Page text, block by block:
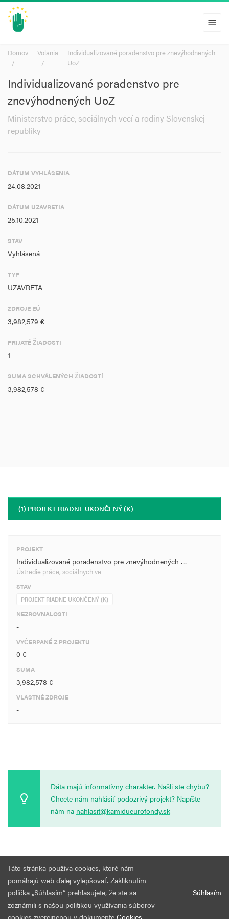
menu
Domov Volania
Individualizované poradenstvo pre znevýhodnených
UoZ
Individualizované poradenstvo pre
znevýhodnených UoZ
Ministerstvo práce, sociálnych vecí a rodiny Slovenskej
republiky
DÁTUM VYHLÁSENIA
24.08.2021
DÁTUM UZAVRETIA
25.10.2021
STAV
Vyhlásená
TYP
UZAVRETA
ZDROJE EÚ
3,982,579 €
PRIJATÉ ŽIADOSTI
1
SUMA SCHVÁLENÝCH ŽIADOSTÍ
3,982,578 €
(1) PROJEKT RIADNE UKONČENÝ (K)
PROJEKT
Individualizované poradenstvo pre znevýhodnených …
Ústredie práce, sociálnych ve…
STAV
PROJEKT RIADNE UKONČENÝ (K)
NEZROVNALOSTI
-
VYČERPANÉ Z PROJEKTU
0 €
SUMA
3,982,578 €
VLASTNÉ ZDROJE
-
Dáta majú informatívny charakter. Našli ste chybu?
Chcete nám nahlásiť podozrivý projekt? Napíšte
nám na nahlasit@kamidueurofondy.sk
Všetky práva vyhradené.
Táto stránka používa cookies, ktoré nám
pomáhajú web ďalej vylepšovať. Zakliknutím
políčka „Súhlasím“ prehlasujete, že ste sa
zoznámili s našou politikou využívania súborov
cookies zverejnenou v dokumente Cookies
Súhlasím